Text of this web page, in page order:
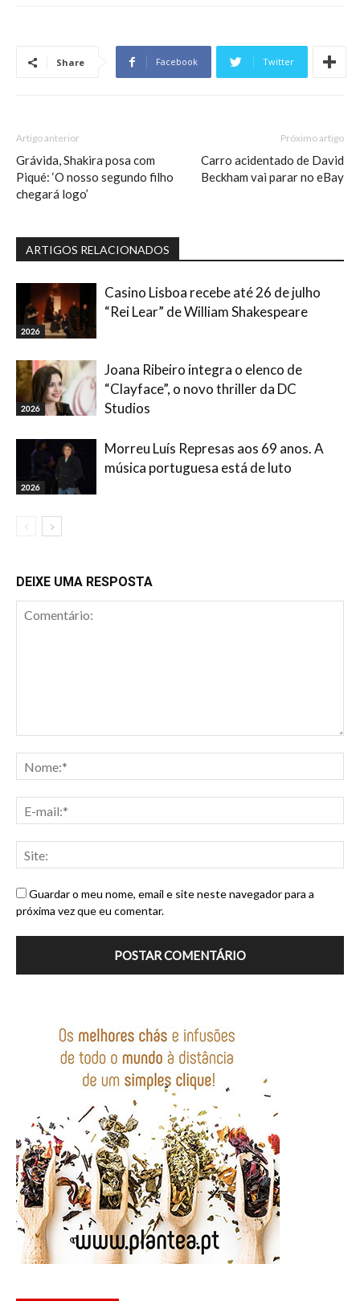
Share Facebook Twitter
Artigo anterior
Grávida, Shakira posa com
Piqué: ‘O nosso segundo filho
chegará logo’
Próximo artigo
Carro acidentado de David
Beckham vai parar no eBay
ARTIGOS RELACIONADOS
2026
Casino Lisboa recebe até 26 de julho
“Rei Lear” de William Shakespeare
2026
Joana Ribeiro integra o elenco de
“Clayface”, o novo thriller da DC
Studios
2026
Morreu Luís Represas aos 69 anos. A
música portuguesa está de luto
DEIXE UMA RESPOSTA
Guardar o meu nome, email e site neste navegador para a
próxima vez que eu comentar.